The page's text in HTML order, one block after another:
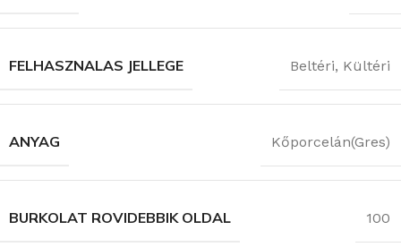
FELHASZNALAS JELLEGE Beltéri, Kültéri
ANYAG Kőporcelán(Gres)
BURKOLAT ROVIDEBBIK OLDAL 100